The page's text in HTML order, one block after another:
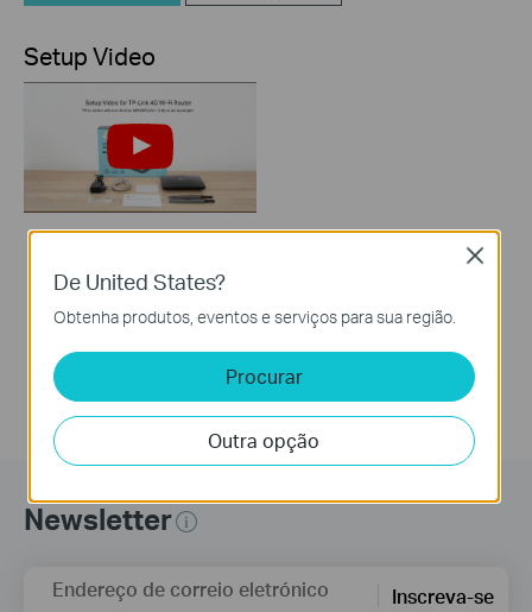
Setup Video
Link 4G WiFi Router
Newsletter
Endereço de correio eletrónico Inscreva-se
De United States?
Obtenha produtos, eventos e serviços para sua região.
Procurar
Outra opção
Close